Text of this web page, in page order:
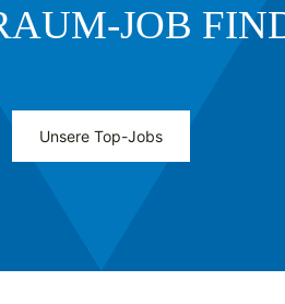
JOB
Unsere Top-Jobs